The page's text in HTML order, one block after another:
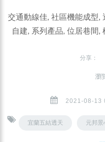
交通動線佳, 社區機能成型,
自建, 系列產品, 位居巷間,
分享：
瀏
2021-08-13
宜蘭五結透天 元邦景